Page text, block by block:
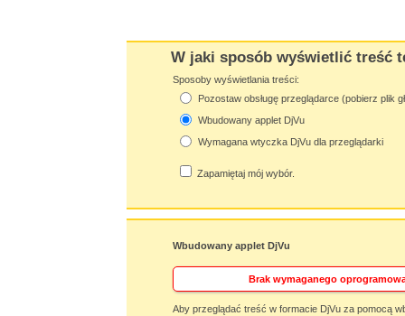
W jaki sposób wyświetlić treść
Sposoby wyświetlania treści:
Pozostaw obsługę przeglądarce (pobierz plik
Wbudowany applet DjVu
Wymagana wtyczka DjVu dla przeglądarki
Zapamiętaj mój wybór.
Wbudowany applet DjVu
Brak wymaganego
Aby przeglądać treść w formacie DjVu za pomocą